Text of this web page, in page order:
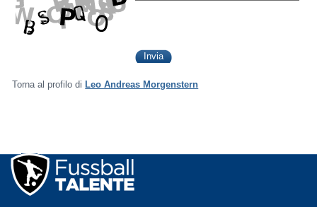
Torna al profilo di Leo Andreas Morgenstern